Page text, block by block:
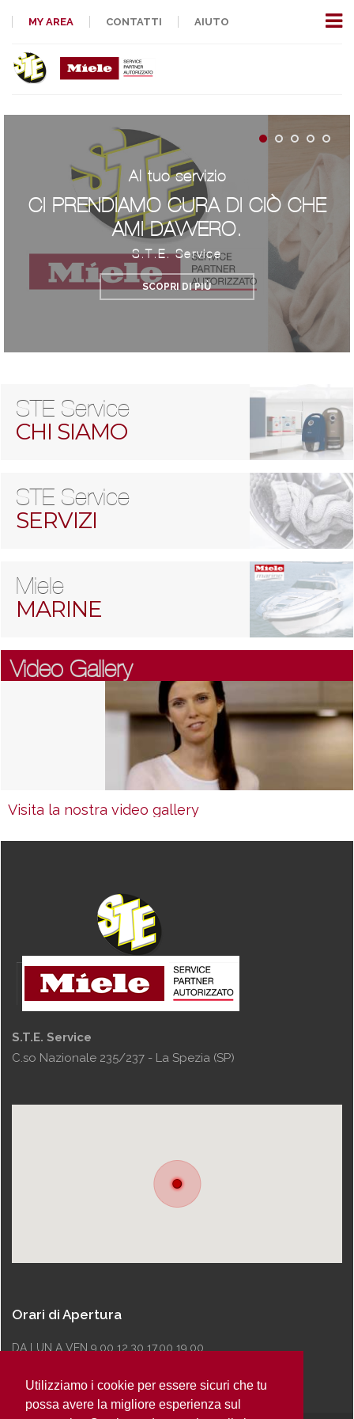
Utilizziamo i cookie per essere sicuri che tu
possa avere la migliore esperienza sul
MY AREA CONTATTI AIUTO
Al tuo servizio
CI PRENDIAMO CURA DI CIÒ CHE
AMI DAVVERO.
S.T.E. Service
SCOPRI DI PIÙ
STE Service
CHI SIAMO
STE Service
SERVIZI
Miele
MARINE
Video Gallery
Visita la nostra video gallery
S.T.E. Service
C.so Nazionale 235/237 - La Spezia (SP)
Orari di Apertura
DA LUN A VEN 9.00 12.30 17.00 19.00